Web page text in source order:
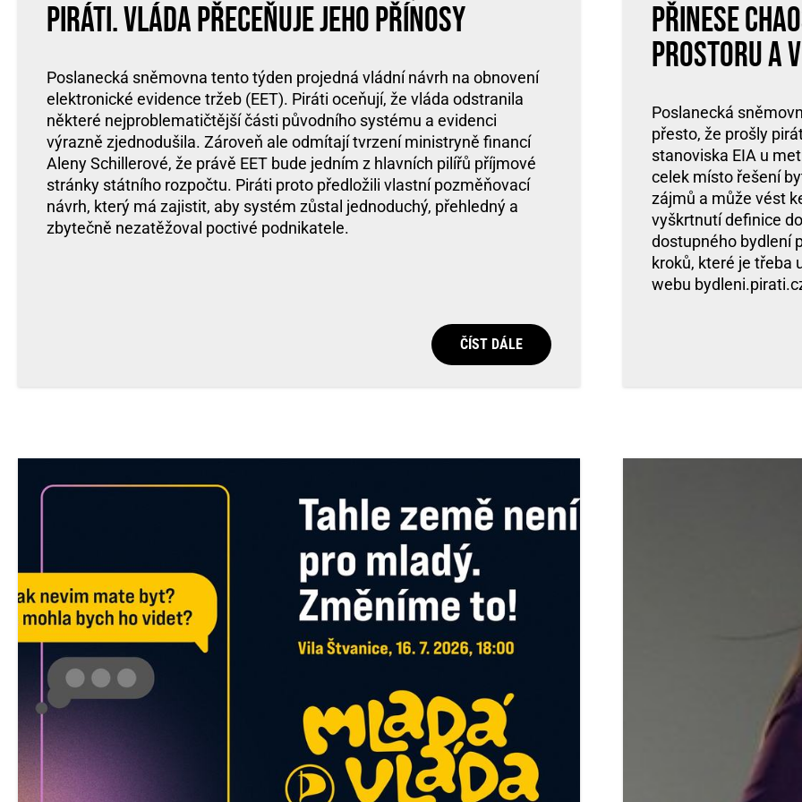
Piráti. Vláda přeceňuje jeho přínosy
Poslanecká sněmovna tento týden projedná vládní návrh na obnovení
elektronické evidence tržeb (EET). Piráti oceňují, že vláda odstranila
některé nejproblematičtější části původního systému a evidenci
výrazně zjednodušila. Zároveň ale odmítají tvrzení ministryně financí
Aleny Schillerové, že právě EET bude jedním z hlavních pilířů příjmové
stránky státního rozpočtu. Piráti proto předložili vlastní pozměňovací
návrh, který má zajistit, aby systém zůstal jednoduchý, přehledný a
zbytečně nezatěžoval poctivé podnikatele.
ČÍST DÁLE
přinese
prostoru a
Poslanecká
přesto, že prošly
stanoviska EIA u
celek místo řešení
zájmů a může vést
vyškrtnutí definice
dostupného bydlení
kroků, které je třeba
webu